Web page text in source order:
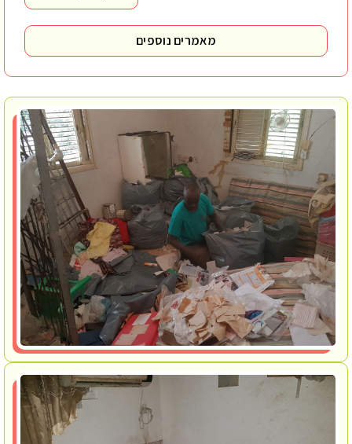
מאמרים נוספים